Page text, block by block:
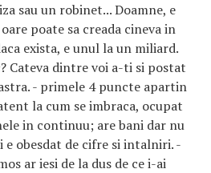
sau un robinet... Doamne, e
poate sa creada cineva in
exista, e unul la un miliard.
Cateva dintre voi a-ti si postat
- primele 4 puncte apartin
la cum se imbraca, ocupat
in continuu; are bani dar nu
e obesdat de cifre si intalniri. -
ar iesi de la dus de ce i-ai